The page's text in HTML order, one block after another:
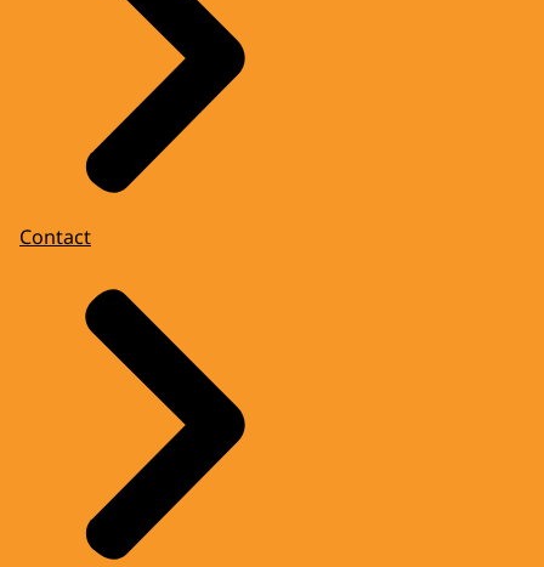
Contact